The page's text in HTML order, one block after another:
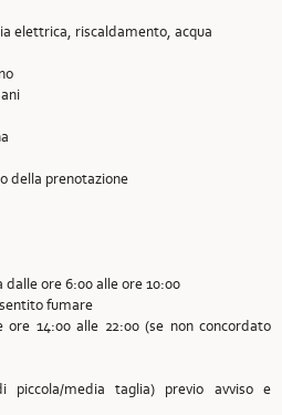
elettrica, riscaldamento, acqua
della prenotazione
ore 6:00 alle ore 10:00
fumare
14:00 alle 22:00 (se non concordato
media taglia) previo avviso e